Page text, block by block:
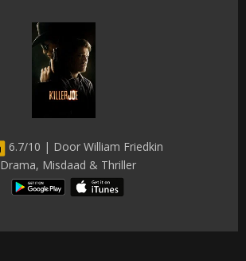
6.7/10 | Door William Friedkin
Drama, Misdaad & Thriller